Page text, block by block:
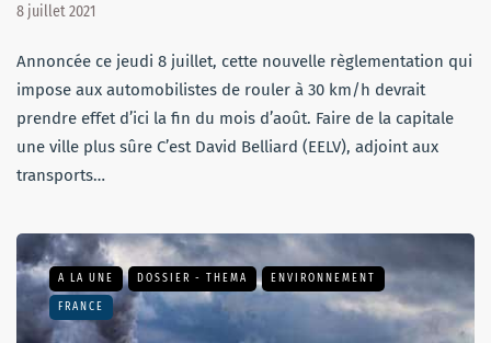
8 juillet 2021
Annoncée ce jeudi 8 juillet, cette nouvelle règlementation qui
impose aux automobilistes de rouler à 30 km/h devrait
prendre effet d’ici la fin du mois d’août. Faire de la capitale
une ville plus sûre C’est David Belliard (EELV), adjoint aux
transports…
A LA UNE DOSSIER - THEMA ENVIRONNEMENT
FRANCE